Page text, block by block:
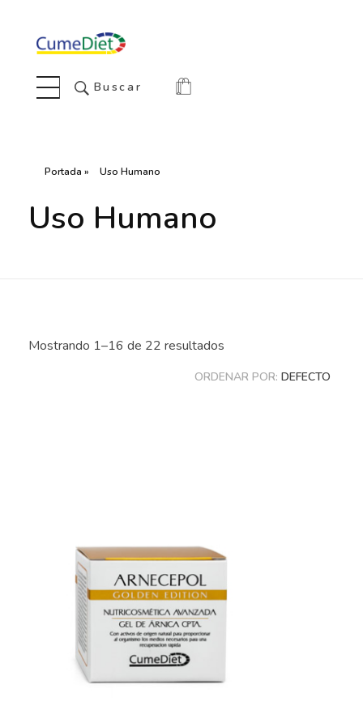
Buscar
Portada » Uso Humano
Uso Humano
Mostrando 1–16 de 22 resultados
ORDENAR POR: DEFECTO